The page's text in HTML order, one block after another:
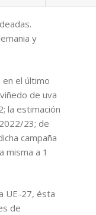
y
el último
de uva
la estimación
23; de
campaña
misma a 1
UE-27, ésta
de